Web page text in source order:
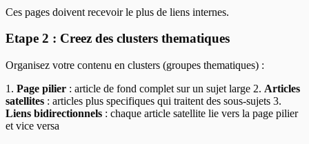
Ces pages doivent recevoir le plus de liens internes.
Etape 2 : Creez des clusters thematiques
Organisez votre contenu en clusters (groupes thematiques) :
1. Page pilier : article de fond complet sur un sujet large 2. Articles
satellites : articles plus specifiques qui traitent des sous-sujets 3.
Liens bidirectionnels : chaque article satellite lie vers la page pilier
et vice versa